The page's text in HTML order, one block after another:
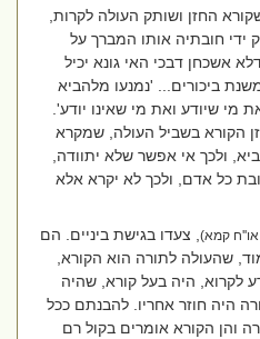
החזן ושותק העולה לקרות,
חובתיה אותו המברך על
אשכחן דבכי האי גונא יכיל
ביכורים... 'נמנעו מלהביא
שיודע ואת מי שאינו יודע'.
הקורא בשביל העולה, שמקרא
ולכך אי אפשר שלא יתוודה,
כל אדם, ולכך לא יקרא אלא
קמא), צעדו בגישת ביניים. הם
שהעולה לתורה הוא הקורא,
היה בעל קורא, שהיה
היה חוזר אחריו. להבנתם ככל
הקורא אומרים בקול רם